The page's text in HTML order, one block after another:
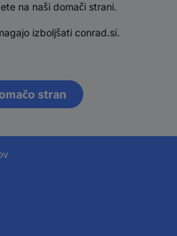
na naši domači strani.
izboljšati conrad.si.
stran